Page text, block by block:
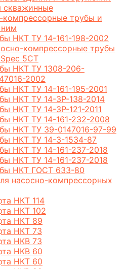
скважинные
компрессорные трубы и
НКТ ТУ 14-161-198-2002
компрессорные трубы
5CT
НКТ ТУ 1308-206-
2002
НКТ ТУ 14-161-195-2001
НКТ ТУ 14-3Р-138-2014
НКТ ТУ 14-3Р-121-2011
НКТ ТУ 14-161-232-2008
НКТ ТУ 39-0147016-97-99
НКТ ТУ 14-3-1534-87
НКТ ТУ 14-161-237-2018
НКТ ТУ 14-161-237-2018
НКТ ГОСТ 633-80
насосно-компрессорных
НКТ 114
НКТ 102
НКТ 89
НКТ 73
НКВ 73
НКВ 60
НКТ 60